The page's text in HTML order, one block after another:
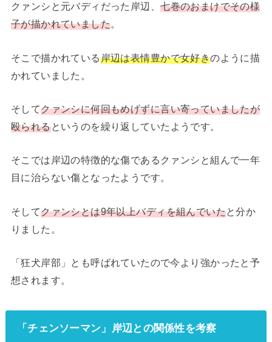
クァンシと元バディだった岸辺、七巻のおまけでその様
子が描かれていました。
そこで描かれている岸辺は表情豊かで女好きのように描
かれていました。
そしてクァンシに何回もめげずに言い寄っていましたが
殴られるというのを繰り返していたようです。
そこでは岸辺の特徴的な傷であるクァンシと組んで一年
目に治らない傷となったようです。
そしてクァンシとは9年以上バディを組んでいたと分か
りました。
「狂犬岸部」とも呼ばれていたので今より強かったと予
想されます。
「チェンソーマン」岸辺との関係性を考察